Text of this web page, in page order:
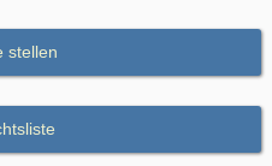
stellen